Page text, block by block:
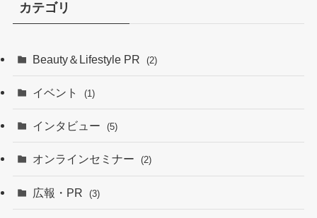
カテゴリ
Beauty＆Lifestyle PR (2)
イベント (1)
インタビュー (5)
オンラインセミナー (2)
広報・PR (3)